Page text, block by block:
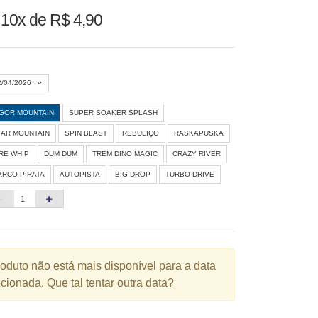
10x de R$ 4,90
04/2026
Agosto 2026 »
S Q Q S S
1
24 25
31
MOUNTAIN SUPER SOAKER SPLASH
MOUNTAIN SPIN BLAST REBULIÇO RASKAPUSKA
WHIP DUM DUM TREM DINO MAGIC CRAZY RIVER
PIRATA AUTOPISTA BIG DROP TURBO DRIVE
não está mais disponível para a data
Que tal tentar outra data?